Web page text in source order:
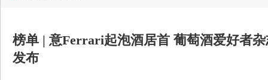
榜单 | 意Ferrari起泡酒居首 葡萄酒爱好者
发布